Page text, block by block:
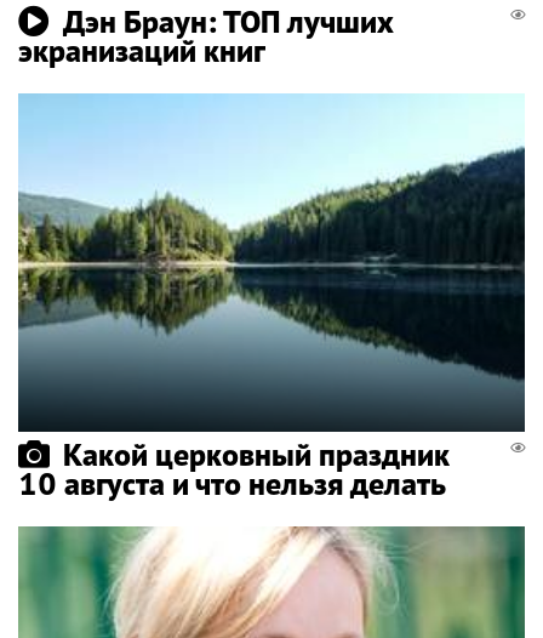
Дэн Браун: ТОП лучших
экранизаций книг
Какой церковный праздник
10 августа и что нельзя делать